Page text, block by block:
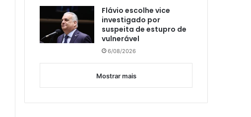
Flávio escolhe vice
investigado por
suspeita de estupro de
vulnerável
6/08/2026
Mostrar mais